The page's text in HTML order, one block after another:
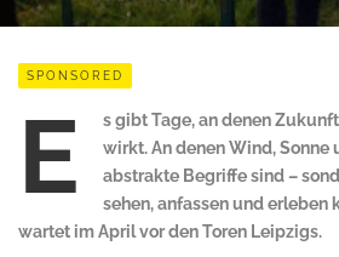
SPONSORED
E
s gibt Tage, an denen
wirkt. An denen Wind, Sonne
abstrakte Begriffe sind –
sehen, anfassen und erleben
wartet im April vor den Toren Leipzigs.